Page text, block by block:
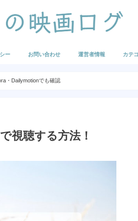
ー お問い合わせ 運営者情報 カテ
・Dailymotionでも確認
視聴する方法！